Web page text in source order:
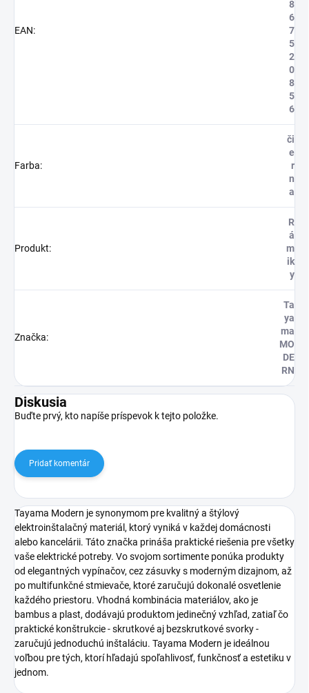
EAN:
8
6
7
5
2
0
8
5
6
Farba:
či
e
r
n
a
Produkt:
R
á
m
ik
y
Značka:
Ta
ya
ma
MO
DE
RN
Diskusia
Buďte prvý, kto napíše príspevok k tejto položke.
Pridať komentár
Tayama Modern je synonymom pre kvalitný a štýlový
elektroinštalačný materiál, ktorý vyniká v každej domácnosti
alebo kancelárii. Táto značka prináša praktické riešenia pre všetky
vaše elektrické potreby. Vo svojom sortimente ponúka produkty
od elegantných vypínačov, cez zásuvky s moderným dizajnom, až
po multifunkčné stmievače, ktoré zaručujú dokonalé osvetlenie
každého priestoru. Vhodná kombinácia materiálov, ako je
bambus a plast, dodávajú produktom jedinečný vzhľad, zatiaľ čo
praktické konštrukcie - skrutkové aj bezskrutkové svorky -
zaručujú jednoduchú inštaláciu. Tayama Modern je ideálnou
voľbou pre tých, ktorí hľadajú spoľahlivosť, funkčnosť a estetiku v
jednom.